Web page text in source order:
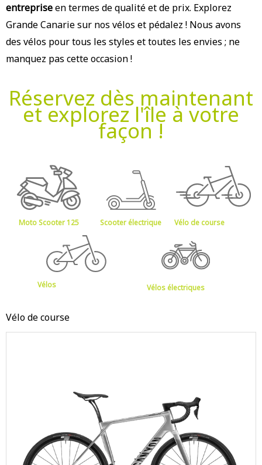
entrepriseen termes de qualité et de prix. Explorez
Grande Canarie sur nos vélos et pédalez ! Nous avons
des vélos pour tous les styles et toutes les envies ; ne
manquez pas cette occasion !
Réservez dès maintenant
et explorez l'île à votre
façon !
Moto Scooter 125 Scooter électrique Vélo de course
Vélos Vélos électriques
Vélo de course